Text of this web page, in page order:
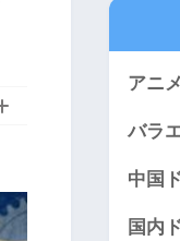
アニメ
バラ
中国
国内